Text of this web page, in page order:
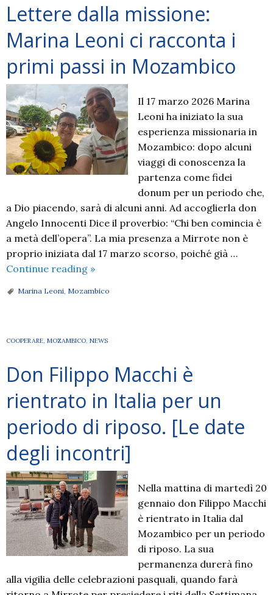
Lettere dalla missione:
Marina Leoni ci racconta i
primi passi in Mozambico
Il 17 marzo 2026 Marina
Leoni ha iniziato la sua
esperienza missionaria in
Mozambico: dopo alcuni
viaggi di conoscenza la
partenza come fidei
donum per un periodo che,
a Dio piacendo, sarà di alcuni anni. Ad accoglierla don
Angelo Innocenti Dice il proverbio: “Chi ben comincia è
a metà dell’opera”. La mia presenza a Mirrote non è
proprio iniziata dal 17 marzo scorso, poiché già …
Continue reading Lettere
ci
i
passi
in
Mozambico
»
Marina Leoni, Mozambico
COOPERARE, MOZAMBICO, NEWS
Don Filippo Macchi è
rientrato in Italia per un
periodo di riposo. [Le date
degli incontri]
Nella mattina di martedì 20
gennaio don Filippo Macchi
è rientrato in Italia dal
Mozambico per un periodo
di riposo. La sua
permanenza durerà fino
alla vigilia delle celebrazioni pasquali, quando farà